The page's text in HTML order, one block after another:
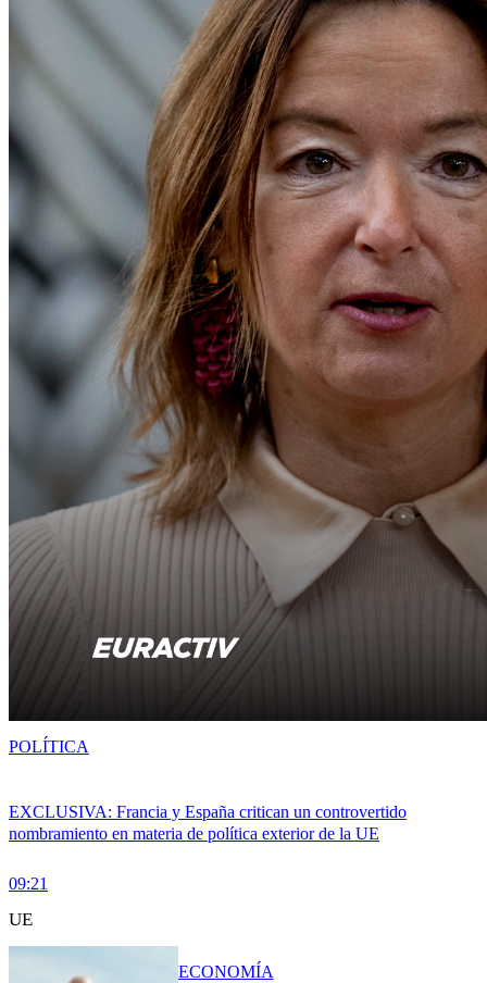
EXCLUSIVA: Francia y España critican un controvertido
nombramiento en materia de política exterior de la UE
09:21
POLÍTICA
UE
ECONOMÍA